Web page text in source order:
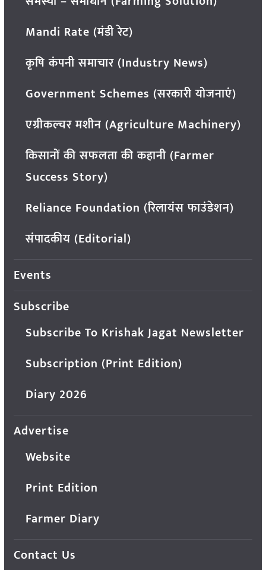
Mandi Rate (मंडी रेट)
कृषि कंपनी समाचार (Industry News)
Government Schemes (सरकारी योजनाएं)
एग्रीकल्चर मशीन (Agriculture Machinery)
किसानों की सफलता की कहानी (Farmer
Success Story)
Reliance Foundation (रिलायंस फाउंडेशन)
संपादकीय (Editorial)
Events
Subscribe
Subscribe To Krishak Jagat Newsletter
Subscription (Print Edition)
Diary 2026
Advertise
Website
Print Edition
Farmer Diary
Contact Us